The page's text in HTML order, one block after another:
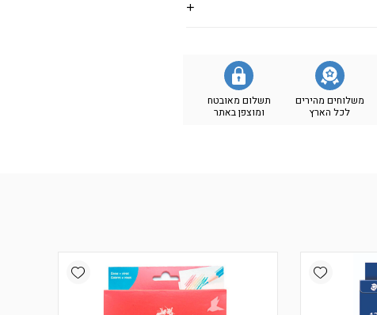
משלוחים מהירים
לכל הארץ
תשלום מאובטח
ומוצפן באתר
Add wishlist
Add wishlist